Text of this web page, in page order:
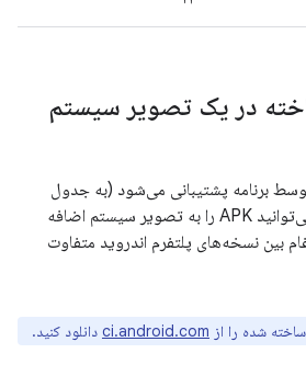
در یک تصویر سیستم
برنامه پشتیبانی می‌شود (به جدول
بخش قبل مراجعه کنید)، می‌توانید APK را به تصویر سیستم اضافه
بین نسخه‌های پلتفرم اندروید متفاوت
شده را از ci.android.com دانلود کنید.